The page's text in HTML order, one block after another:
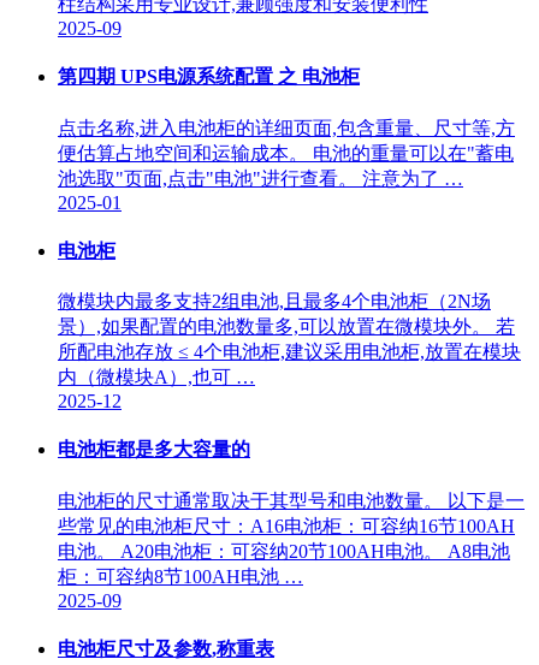
柱结构采用专业设计,兼顾强度和安装便利性
2025-09
第四期 UPS电源系统配置 之 电池柜
点击名称,进入电池柜的详细页面,包含重量、尺寸等,方
便估算占地空间和运输成本。 电池的重量可以在"蓄电
池选取"页面,点击"电池"进行查看。 注意为了 …
2025-01
电池柜
微模块内最多支持2组电池,且最多4个电池柜（2N场
景）,如果配置的电池数量多,可以放置在微模块外。 若
所配电池存放 ≤ 4个电池柜,建议采用电池柜,放置在模块
内（微模块A）,也可 …
2025-12
电池柜都是多大容量的
电池柜的尺寸通常取决于其型号和电池数量。 以下是一
些常见的电池柜尺寸：A16电池柜：可容纳16节100AH
电池。 A20电池柜：可容纳20节100AH电池。 A8电池
柜：可容纳8节100AH电池 …
2025-09
电池柜尺寸及参数,称重表